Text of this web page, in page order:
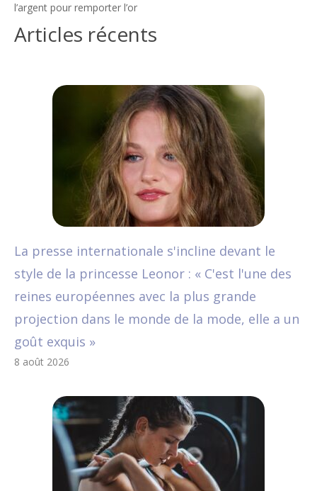
l’argent pour remporter l’or
Articles récents
La presse internationale s'incline devant le
style de la princesse Leonor : « C'est l'une des
reines européennes avec la plus grande
projection dans le monde de la mode, elle a un
goût exquis »
8 août 2026